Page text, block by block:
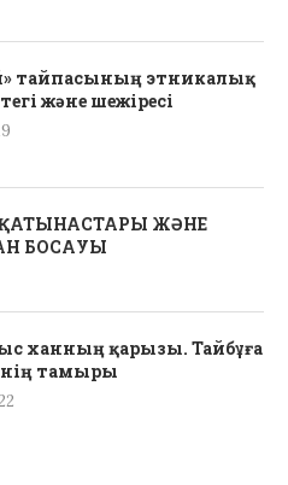
тайпасының этникалық
жəне шежіресі
ЖӘНЕ
БОСАУЫ
ханның қарызы. Тайбұға
тамыры